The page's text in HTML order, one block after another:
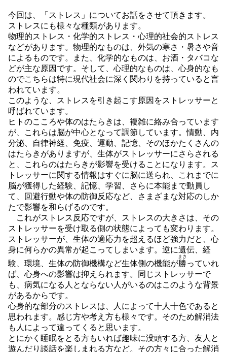
今回は、「ストレス」についてお話をさせて頂きます。
ストレスにも様々な種類があります。
物理的ストレス・化学的ストレス・心理的社会的ストレス
などがあります。物理的なものは、外気の寒さ・暑さや音
によるものです。また、化学的なものは、お酒・タバコな
どが主な原因です。そして、心理的なものは、心身的なも
のでこちらは特に現代社会に深く関わりを持っていると言
われています。
このような、ストレスを引き起こす原因をストレッサーと
呼ばれています。
ヒトのこころや体のはたらきは、複雑に絡み合っています
が、これらは脳が中心となって調節しています。情動、内
分泌、自律神経、免疫、運動、記憶、そのほかたくさんの
はたらきがありますが、生体がストレッサーにさらされる
と、これらのはたらきが影響を受けることになります。ス
トレッサーに関する情報はすぐに脳に送られ、これまでに
脳が獲得した経験、記憶、学習、さらに本能まで動員し
て、回避行動や体の防御反応など、さまざまな対応のしか
たで影響を和らげるのです。
これがストレス反応ですが、ストレスの大きさは、その
ストレッサーを受け取る側の状態によっても変わります。
ストレッサーが、生体の適応力を超えるほど強力だと、心
身に何らかの異常が起こってしまいます。逆に遺伝、経
験、環境、生体の防御機構など生体側の機能が勝
まさ
っていれ
ば、心身への影響は抑えられます。同じストレッサーで
も、病気になる人とならない人がいるのはこのような背景
があるからです。
心身的な部分のストレスは、人によって十人十色であると
思われます。感じ方や考え方も様々です。そのため解消法
も人によって違ってくると思います。
とにかく睡眠をとる方もいれば趣味に没頭する方、友人と
遊んだり談話を楽しまれる方など。その方々に合った解消